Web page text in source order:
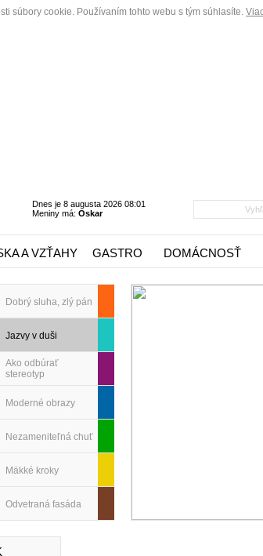
súbory cookie. Používaním tohto webu s tým súhlasíte.
Dnes je 8 augusta 2026 08:01
Meniny má: Oskar
A VZŤAHY GASTRO DOMÁCNOSŤ
Dobrý sluha, zlý pán
Jazvy v duši
Ako odbúrať
stereotyp
Moderné obrazy
Nezameniteľná chuť
Mäkké kroky
Odvetraná fasáda